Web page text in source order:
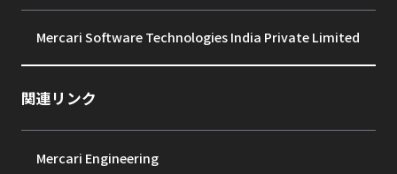
Mercari Software Technologies India Private Limited
関連リンク
Mercari Engineering